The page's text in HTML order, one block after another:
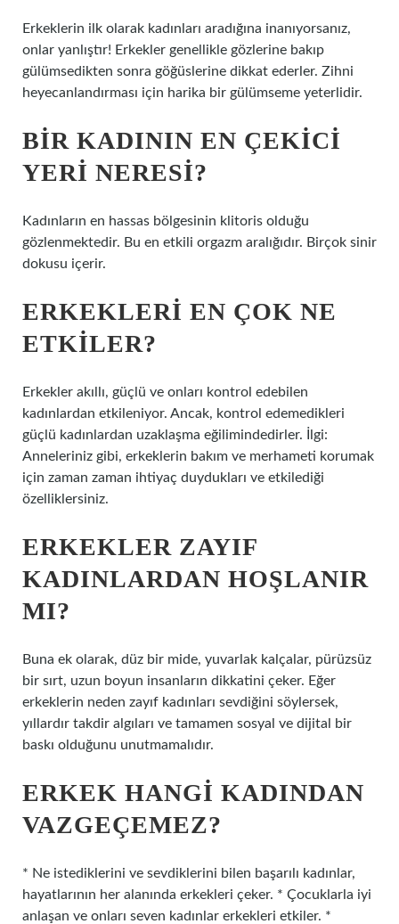
Erkeklerin ilk olarak kadınları aradığına inanıyorsanız,
onlar yanlıştır! Erkekler genellikle gözlerine bakıp
gülümsedikten sonra göğüslerine dikkat ederler. Zihni
heyecanlandırması için harika bir gülümseme yeterlidir.
BIR KADININ EN ÇEKICI
YERI NERESI?
Kadınların en hassas bölgesinin klitoris olduğu
gözlenmektedir. Bu en etkili orgazm aralığıdır. Birçok sinir
dokusu içerir.
ERKEKLERI EN ÇOK NE
ETKILER?
Erkekler akıllı, güçlü ve onları kontrol edebilen
kadınlardan etkileniyor. Ancak, kontrol edemedikleri
güçlü kadınlardan uzaklaşma eğilimindedirler. İlgi:
Anneleriniz gibi, erkeklerin bakım ve merhameti korumak
için zaman zaman ihtiyaç duydukları ve etkilediği
özelliklersiniz.
ERKEKLER ZAYIF
KADINLARDAN HOŞLANIR
MI?
Buna ek olarak, düz bir mide, yuvarlak kalçalar, pürüzsüz
bir sırt, uzun boyun insanların dikkatini çeker. Eğer
erkeklerin neden zayıf kadınları sevdiğini söylersek,
yıllardır takdir algıları ve tamamen sosyal ve dijital bir
baskı olduğunu unutmamalıdır.
ERKEK HANGI KADINDAN
VAZGEÇEMEZ?
* Ne istediklerini ve sevdiklerini bilen başarılı kadınlar,
hayatlarının her alanında erkekleri çeker. * Çocuklarla iyi
anlaşan ve onları seven kadınlar erkekleri etkiler. *